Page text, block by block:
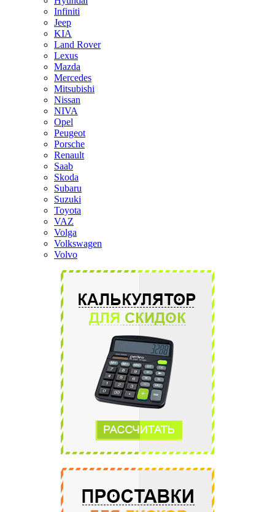
Infiniti
Jeep
KIA
Land Rover
Lexus
Mazda
Mercedes
Mitsubishi
Nissan
NIVA
Opel
Peugeot
Porsche
Renault
Saab
Skoda
Subaru
Suzuki
Toyota
VAZ
Volga
Volkswagen
Volvo